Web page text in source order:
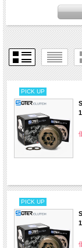
PICK UP
PICK UP